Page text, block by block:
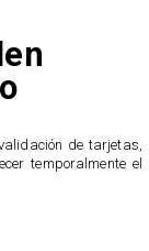
de tarjetas,
temporalmente el